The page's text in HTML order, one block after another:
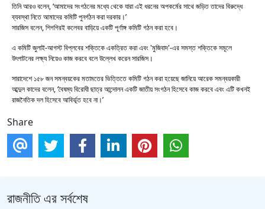
তিনি আরও বলেন, ‘আমাদের সংগঠনের মধ্যে থেকে যারা এই ধরনের অপকর্মের সাথে জড়িত তাদের বিরুদ্ধে
ব্যবস্থা নিতে আমাদের কমিটি পুনর্গঠন করা দরকার।’
সারজিস বলেন, শিগগিরই কলেবর বাড়িয়ে একটি পূর্ণাঙ্গ কমিটি গঠন করা হবে।
এ কমিটি জুলাই-আগস্ট বিপ্লবের শক্তিকে একত্রিত করা এবং 'মুজিবাদ'-এর সমস্ত শক্তিকে সমূলে
উৎপাটনের লক্ষ্য নিয়েও কাজ করবে বলে উল্লেখ করেন সারজিস।
সারাদেশে ১৫৮ জন সমন্বয়কের মতামতের ভিত্তিতে কমিটি গঠন করা হয়েছে জানিয়ে আরেক সমন্বয়কারী
আব্দুল কাদের বলেন, ‘বৈষম্য বিরোধী ছাত্র আন্দোলন একটি জাতীয় সংগঠন হিসেবে কাজ করবে এবং এটি কখনই
রাজনৈতিক দল হিসেবে আবির্ভূত হবে না।’
Share
রাজনীতি এর সর্বশেষ